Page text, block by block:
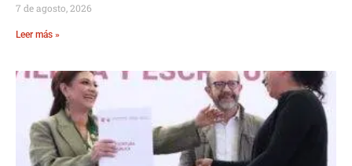
7 de agosto, 2026
Leer más »